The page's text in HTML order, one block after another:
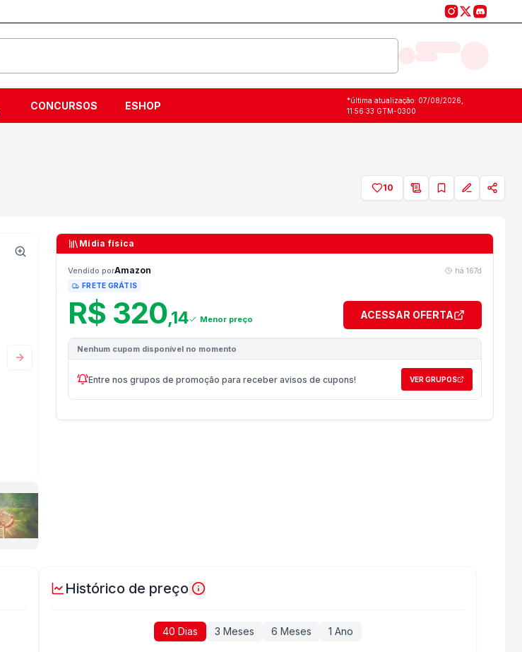
CONCURSOS ESHOP *última atualização: 07/08/2026,
11:56:33 GTM-0300
10
Próximo
Mídia física
Vendido porAmazon há 167d
FRETE GRÁTIS
R$ 320,14 Menor preço ACESSAR OFERTA
Nenhum cupom disponível no momento
Entre nos grupos de promoção para receber avisos de cupons! VER GRUPOS
Histórico de preço
40 Dias 3 Meses 6 Meses 1 Ano